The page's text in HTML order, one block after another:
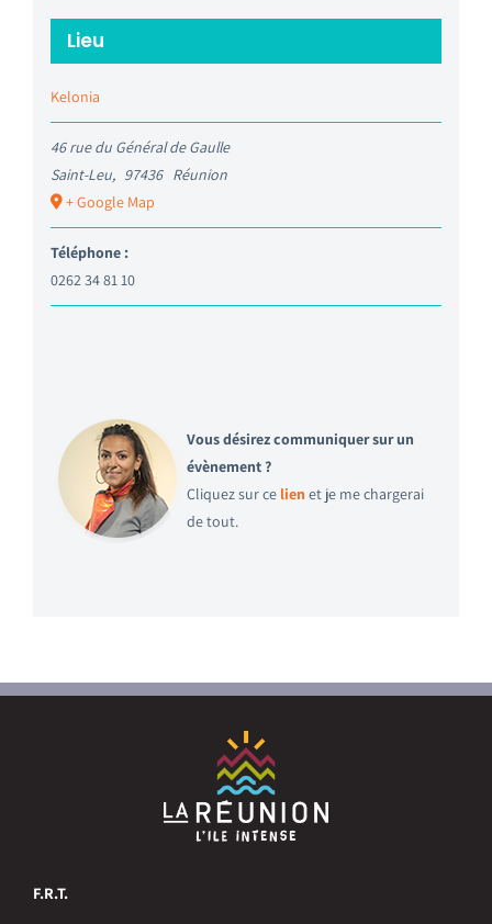
Lieu
Kelonia
46 rue du Général de Gaulle
Saint-Leu, 97436 Réunion
+ Google Map
Téléphone :
0262 34 81 10
Vous désirez communiquer sur un
évènement ?
Cliquez sur ce lien et je me chargerai
de tout.
F.R.T.